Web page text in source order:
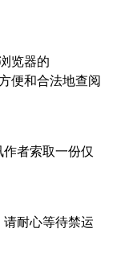
览器的
便和合法地查阅
者索取一份仅
耐心等待禁运